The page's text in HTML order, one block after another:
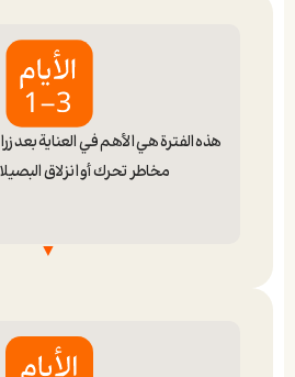
هذه الفترة هي الأهم في العناية بعد
مخاطر تحرك أو انزلاق
تجنب لمس